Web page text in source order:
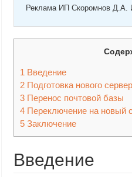
Реклама ИП Скоромнов Д.А.
1 Введение
2 Подготовка нового
3 Перенос почтовой базы
4 Переключение на новый
5 Заключение
Введение